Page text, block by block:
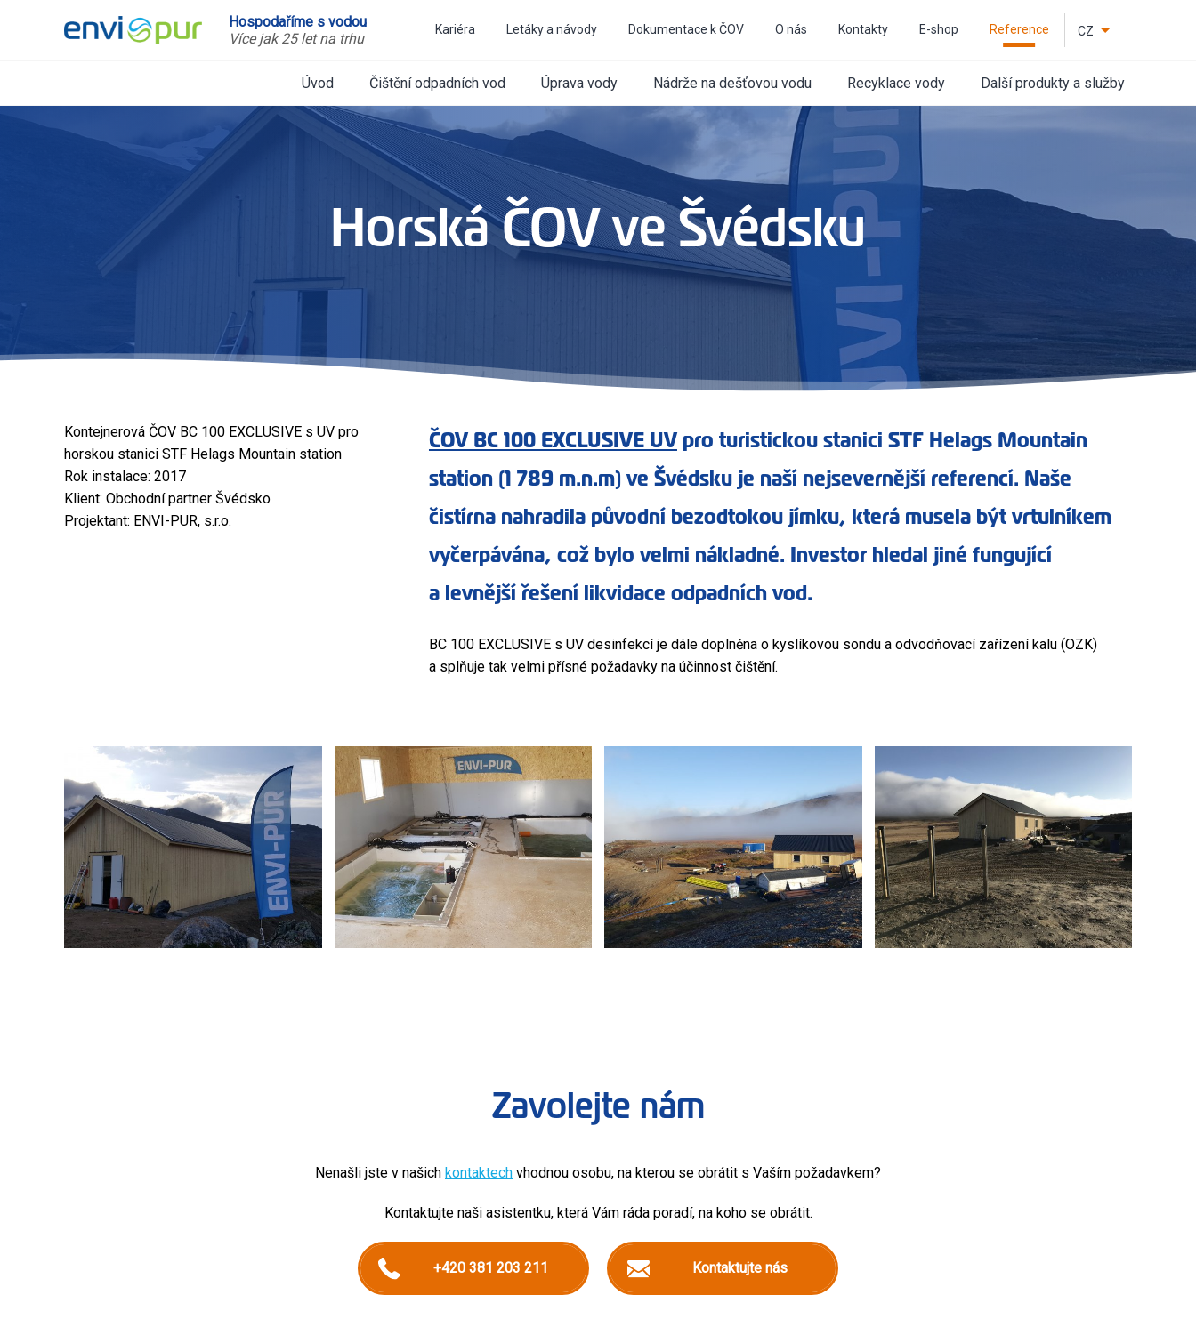
Hospodaříme s vodou
Více jak 25 let na trhu
Kariéra Letáky a návody Dokumentace k ČOV O nás Kontakty E-shop Reference CZ
Úvod Čištění odpadních vod Úprava vody Nádrže na dešťovou vodu Recyklace vody Další produkty a služby
Horská ČOV ve Švédsku
Kontejnerová ČOV BC 100 EXCLUSIVE s UV pro
horskou stanici STF Helags Mountain station
Rok instalace: 2017
Klient: Obchodní partner Švédsko
Projektant: ENVI-PUR, s.r.o.
ČOV BC 100 EXCLUSIVE UVpro turistickou stanici STF Helags Mountain
station (1 789 m.n.m) ve Švédsku je naší nejsevernější referencí. Naše
čistírna nahradila původní bezodtokou jímku, která musela být vrtulníkem
vyčerpávána, což bylo velmi nákladné. Investor hledal jiné fungující
a levnější řešení likvidace odpadních vod.
BC 100 EXCLUSIVE s UV desinfekcí je dále doplněna o kyslíkovou sondu a odvodňovací zařízení kalu (OZK)
a splňuje tak velmi přísné požadavky na účinnost čištění.
Zavolejte nám
Nenašli jste v našich kontaktech vhodnou osobu, na kterou se obrátit s Vaším požadavkem?
Kontaktujte naši asistentku, která Vám ráda poradí, na koho se obrátit.
+420 381 203 211 Kontaktujte nás